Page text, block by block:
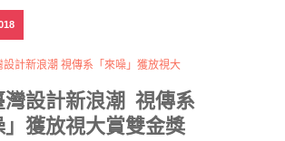
灣設計新浪潮 視傳系
」獲放視大賞雙金獎